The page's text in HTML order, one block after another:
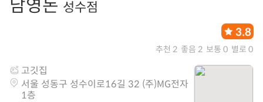
남영돈 성수점
3.8
추천 2 좋음 2 보통 0 별로 0
고깃집
서울 성동구 성수이로16길 32 (주)MG전자
1층